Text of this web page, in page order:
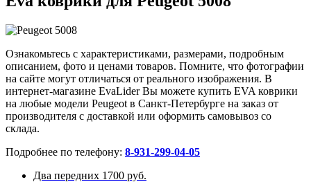
Ознакомьтесь с характеристиками, размерами, подробным
описанием, фото и ценами товаров. Помните, что фотографии
на сайте могут отличаться от реального изображения. В
интернет-магазине EvaLider Вы можете купить EVA коврики
на любые модели Peugeot в Санкт-Петербурге на заказ от
производителя с доставкой или оформить самовывоз со
склада.
Подробнее по телефону: 8-931-299-04-05
Два передних 1700 руб.